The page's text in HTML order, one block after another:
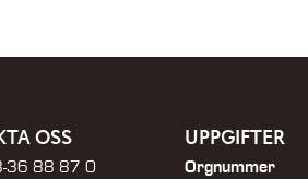
OSS
36 88 87 0
UPPGIFTER
Orgnummer